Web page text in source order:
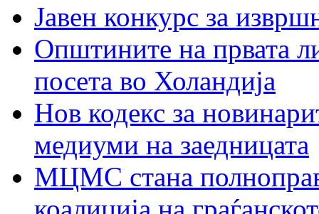
Јавен конкурс за
Општините на првата
посета во Холандија
Нов кодекс за
медиуми на заедницата
МЦМС стана